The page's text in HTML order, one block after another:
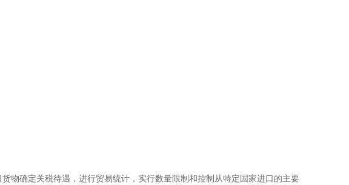
物确定关税待遇，进行贸易统计，实行数量限制和控制从特定国家进口的主要